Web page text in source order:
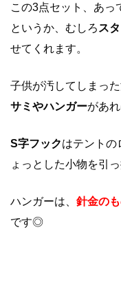
この3点セット、あっ
というか、むしろ ス
せてくれます。
子供が汚してしまっ
サミやハンガーがあ
S字フックはテントの
ょっとした小物を引
ハンガーは、 針金の
です◎